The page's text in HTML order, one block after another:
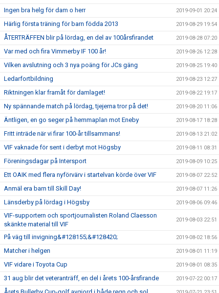
Ingen bra helg för dam o herr 2019-09-01 20:24
Härlig första träning för barn födda 2013 2019-08-29 19:54
ÅTERTRÄFFEN blir på lördag, en del av 100årsfirandet 2019-08-28 07:20
Var med och fira Vimmerby IF 100 år! 2019-08-26 12:28
Vilken avslutning och 3 nya poäng för JCs gäng 2019-08-25 19:40
Ledarfortbildning 2019-08-23 12:27
Riktningen klar framåt för damlaget! 2019-08-22 19:17
Ny spännande match på lördag, tjejerna tror på det! 2019-08-20 11:06
Äntligen, en go seger på hemmaplan mot Eneby 2019-08-17 18:28
Fritt inträde när vi firar 100-år tillsammans! 2019-08-13 21:02
VIF vaknade för sent i derbyt mot Högsby 2019-08-11 08:31
Föreningsdagar på Intersport 2019-08-09 10:25
Ett OAIK med flera nyförvärv i startelvan körde över VIF 2019-08-07 22:52
Anmäl era barn till Skill Day! 2019-08-07 11:26
Länsderby på lördag i Högsby 2019-08-06 09:46
VIF-supportern och sportjournalisten Roland Claesson
skänkte material till VIF
2019-08-03 22:51
På väg till invigning&#128155;&#128420; 2019-08-02 18:56
Matcher i helgen 2019-08-01 11:19
VIF vidare i Toyota Cup 2019-08-01 08:35
31 aug blir det veteranträff, en del i årets 100-årsfirande 2019-07-22 00:17